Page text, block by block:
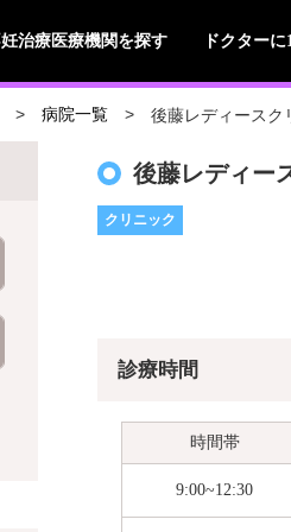
治療医療機関を探す ドクターに
病院一覧 後藤レディースク
後藤レディー
クリニック
診療時間
時間帯
9:00~12:30